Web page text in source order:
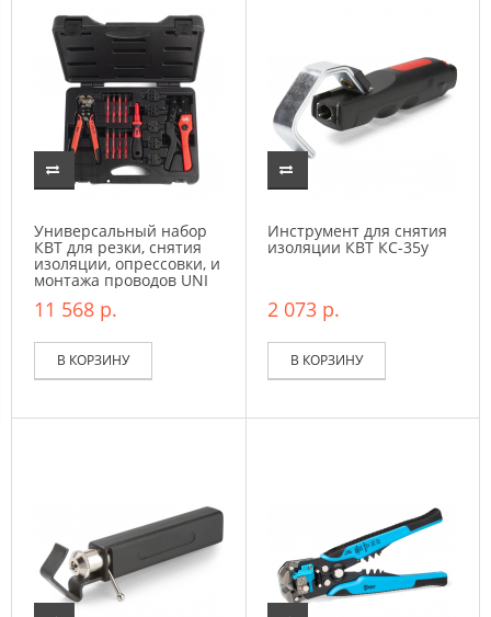
Универсальный набор
КВТ для резки, снятия
изоляции, опрессовки, и
монтажа проводов UNI
11 568 р.
В КОРЗИНУ
Инструмент для снятия
изоляции КВТ КС-35у
2 073 р.
В КОРЗИНУ